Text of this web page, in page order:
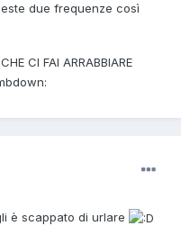
due frequenze così
CI FAI ARRABBIARE
è scappato di urlare